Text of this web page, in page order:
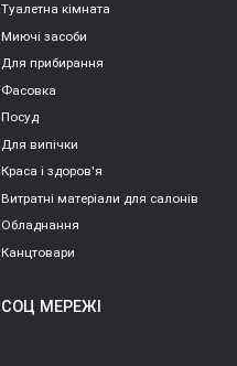
Туалетна кімната
Миючі засоби
Для прибирання
Фасовка
Посуд
Для випічки
Краса і здоров'я
Витратні матеріали для салонів
Обладнання
Канцтовари
СОЦ МЕРЕЖІ